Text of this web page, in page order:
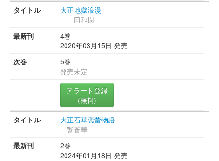
大正地獄浪漫
一田和樹
4巻
2020年03月15日 発売
5巻
発売未定
アラート登録
(無料)
大正石華恋蕾物語
響蒼華
2巻
2024年01月18日 発売